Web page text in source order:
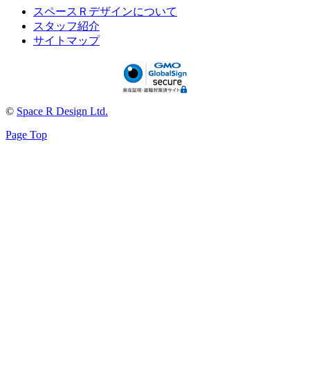
スペースＲデザインについて
スタッフ紹介
サイトマップ
© Space R Design Ltd.
Page Top